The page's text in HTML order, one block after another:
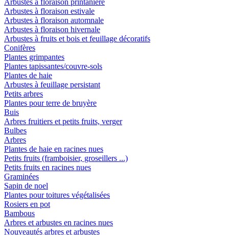
Arbustes à floraison printanière
Arbustes à floraison estivale
Arbustes à floraison automnale
Arbustes à floraison hivernale
Arbustes à fruits et bois et feuillage décoratifs
Conifères
Plantes grimpantes
Plantes tapissantes/couvre-sols
Plantes de haie
Arbustes à feuillage persistant
Petits arbres
Plantes pour terre de bruyère
Buis
Arbres fruitiers et petits fruits, verger
Bulbes
Arbres
Plantes de haie en racines nues
Petits fruits (framboisier, groseillers ...)
Petits fruits en racines nues
Graminées
Sapin de noel
Plantes pour toitures végétalisées
Rosiers en pot
Bambous
Arbres et arbustes en racines nues
Nouveautés arbres et arbustes